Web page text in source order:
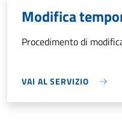
Modifica
Procedimento di
VAI AL SERVIZIO